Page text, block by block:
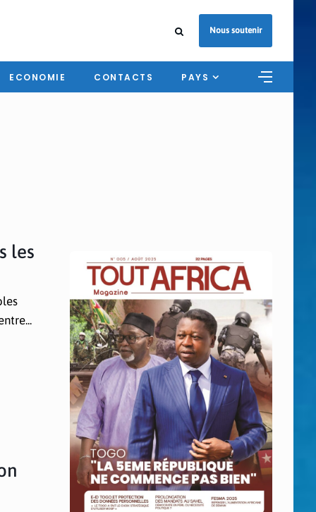
Nous soutenir
ECONOMIE CONTACTS PAYS
les